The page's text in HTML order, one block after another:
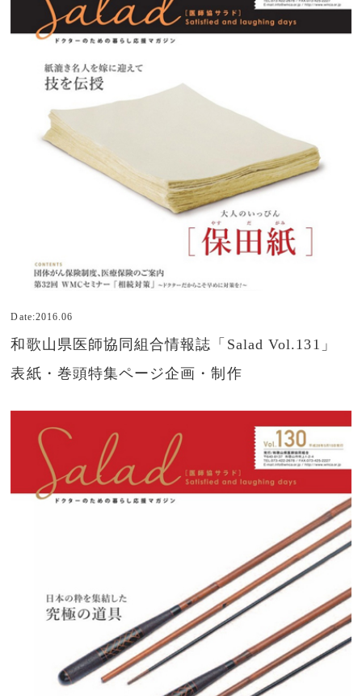
Date:2016.06
和歌山県医師協同組合情報誌「Salad Vol.131」
表紙・巻頭特集ページ企画・制作